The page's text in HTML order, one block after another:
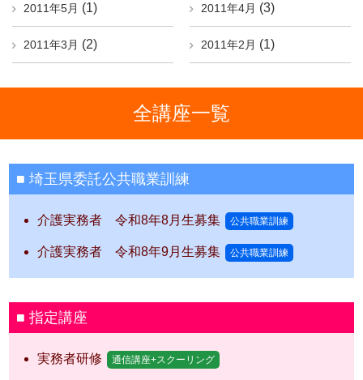
2011年5月 (1) 2011年4月 (3)
2011年3月 (2) 2011年2月 (1)
全講座一覧
埼玉県委託公共職業訓練
介護実務者 令和8年8月生募集 公共職業訓練
介護実務者 令和8年9月生募集 公共職業訓練
指定講座
実務者研修 通信講座+スクーリング